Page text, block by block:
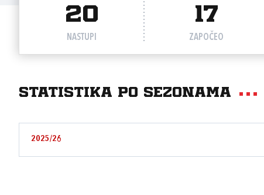
20
NASTUPI
17
ZAPOČEO
Statistika po sezonama
2025/26